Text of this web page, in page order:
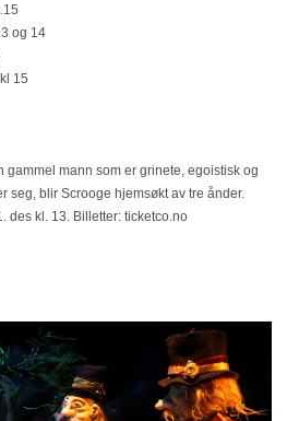
og 14
15
gammel mann som er grinete, egoistisk og
seg, blir Scrooge hjemsøkt av tre ånder.
des kl. 13. Billetter: ticketco.no